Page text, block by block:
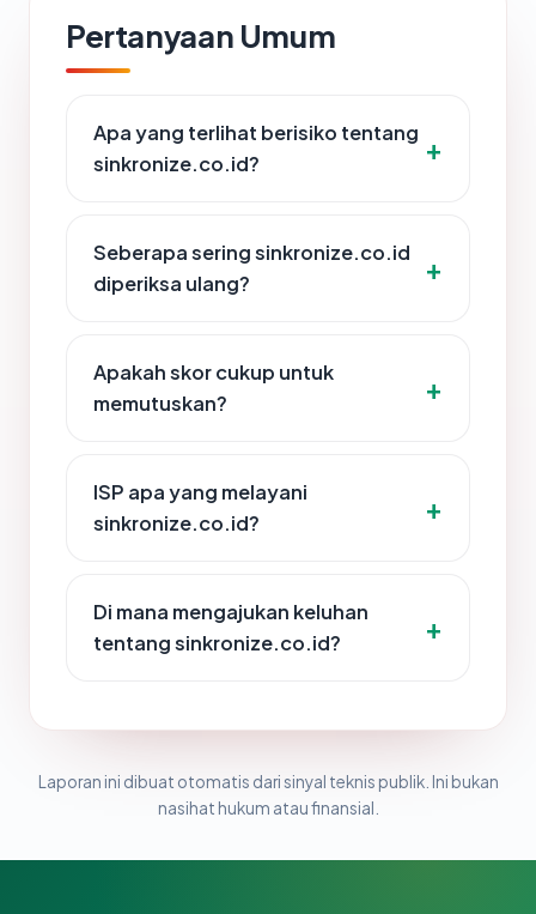
Pertanyaan Umum
Apa yang terlihat berisiko tentang
sinkronize.co.id?
Seberapa sering sinkronize.co.id
diperiksa ulang?
Apakah skor cukup untuk
memutuskan?
ISP apa yang melayani
sinkronize.co.id?
Di mana mengajukan keluhan
tentang sinkronize.co.id?
Laporan ini dibuat otomatis dari sinyal teknis publik. Ini bukan
nasihat hukum atau finansial.